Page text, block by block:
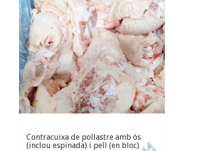
Contracuixa de pollastre amb òs
(inclou espinada) i pell (en bloc)